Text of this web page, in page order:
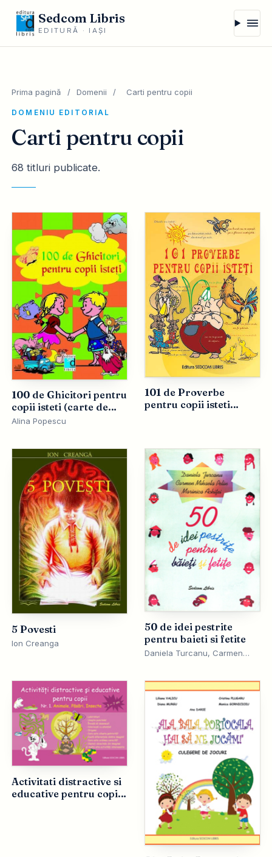
Sedcom Libris
EDITURĂ · IAȘI
Prima pagină / Domenii / Carti pentru copii
DOMENIU EDITORIAL
Carti pentru copii
68 titluri publicate.
100 de Ghicitori pentru
copii isteti (carte de
colorat)
Alina Popescu
101 de Proverbe
pentru copii isteti
5 Povesti
Ion Creanga
50 de idei pestrite
pentru baieti si fetite
Daniela Turcanu, Carmen
Activitati distractive si
educative pentru copii.